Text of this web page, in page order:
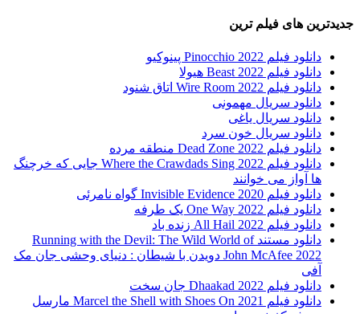
جدیدترین های فیلم ترین
دانلود فیلم Pinocchio 2022 پینوکیو
دانلود فیلم Beast 2022 هیولا
دانلود فیلم Wire Room 2022 اتاق شنود
دانلود سریال مهمونی
دانلود سریال یاغی
دانلود سریال خون سرد
دانلود فیلم 2022 Dead Zone منطقه مرده
دانلود فیلم Where the Crawdads Sing 2022 جایی که خرچنگ
ها آواز می خوانند
دانلود فیلم 2020 Invisible Evidence گواه نامرئی
دانلود فیلم One Way 2022 یک طرفه
دانلود فیلم All Hail 2022 زنده باد
دانلود مستند Running with the Devil: The Wild World of
John McAfee 2022 دویدن با شیطان : دنیای وحشی جان مک
آفی
دانلود فیلم Dhaakad 2022 جان سخت
دانلود فیلم Marcel the Shell with Shoes On 2021 مارسل